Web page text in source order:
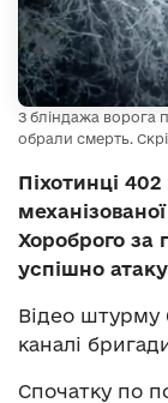
З бліндажа ворога
обрали смерть.
Піхотинці
Хороброго за
успішно
Відео штурму
каналі
Спочатку по